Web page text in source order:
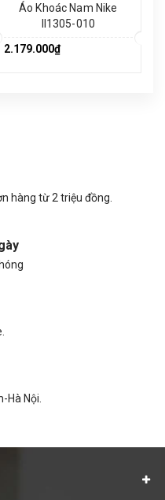
Áo Khoác Nam Nike
II1305-010
2.179.000₫
hàng từ 2 triệu đồng.
Hà Nội.